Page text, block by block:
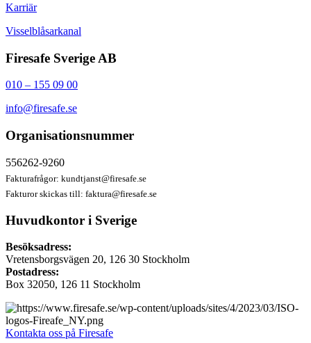
Karriär
Visselblåsarkanal
Firesafe Sverige AB
010 – 155 09 00
info@firesafe.se
Organisationsnummer
556262-9260
Fakturafrågor: kundtjanst@firesafe.se
Fakturor skickas till: faktura@firesafe.se
Huvudkontor i Sverige
Besöksadress:
Vretensborgsvägen 20, 126 30 Stockholm
Postadress:
Box 32050, 126 11 Stockholm
Kontakta oss på Firesafe